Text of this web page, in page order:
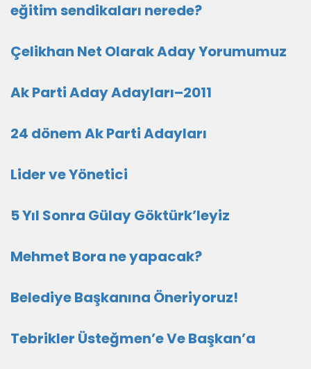
eğitim sendikaları nerede?
Çelikhan Net Olarak Aday Yorumumuz
Ak Parti Aday Adayları–2011
24 dönem Ak Parti Adayları
Lider ve Yönetici
5 Yıl Sonra Gülay Göktürk’leyiz
Mehmet Bora ne yapacak?
Belediye Başkanına Öneriyoruz!
Tebrikler Üsteğmen’e Ve Başkan’a